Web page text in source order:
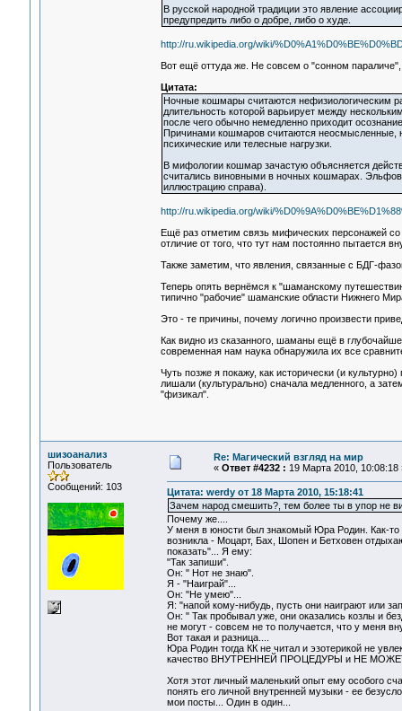
В русской народной традиции это явление
предупредить либо о добре, либо о худе.
http://ru.wikipedia.org/wiki/
Вот ещё оттуда же. Не совсем о "сонном параличе",
Цитата:
Ночные кошмары считаются нефизиологическим
длительность которой варьирует между
после чего обычно немедленно приходит
Причинами кошмаров считаются неосмысленные,
психические или телесные нагрузки.
В мифологии кошмар зачастую объясняется
считались виновными в ночных кошмарах.
иллюстрацию справа).
http://ru.wikipedia.org/wiki/
Ещё раз отметим связь мифических персонажей со
отличие от того, что тут нам постоянно пытается
Также заметим, что явления, связанные с БДГ-
Теперь опять вернёмся к "шаманскому
типично "рабочие" шаманские области Нижнего
Это - те причины, почему логично произвести
Как видно из сказанного, шаманы ещё в
современная нам наука обнаружила их все
Чуть позже я покажу, как исторически (и
лишали (культурально) сначала медленного, а
"физикал".
шизоанализ
Пользователь
Сообщений: 103
Re: Магический взгляд на мир
« Ответ #4232 : 19 Марта 2010, 10:08:18
Цитата: werdy от 18 Марта 2010, 15:18:41
Зачем народ смешить?, тем более ты в упор не
Почему же....
У меня в юности был знакомый Юра Родин. Как-то
возникла - Моцарт, Бах, Шопен и Бетховен
показать"... Я ему:
"Так запиши".
Он: " Нот не знаю".
Я - "Наиграй"...
Он: "Не умею"...
Я: "напой кому-нибудь, пусть они наиграют или
Он: " Так пробывал уже, они оказались козлы и
не могут - совсем не то получается, что у меня
Вот такая и разница....
Юра Родин тогда КК не читал и эзотерикой не
качество ВНУТРЕННЕЙ ПРОЦЕДУРЫ и НЕ
Хотя этот личный маленький опыт ему особого
понять его личной внутренней музыки - ее
мои посты... Один в один...